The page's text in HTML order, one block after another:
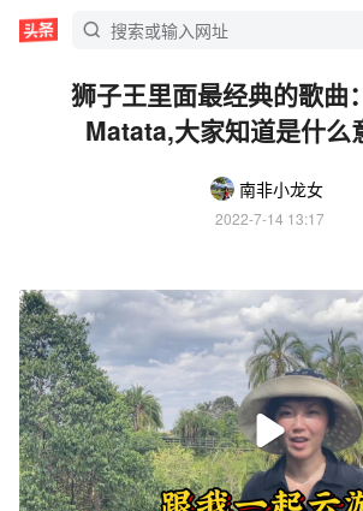
狮子王里面最经典的歌曲
Matata,大家知道是什么
南非小龙女
2022-7-14 13:17